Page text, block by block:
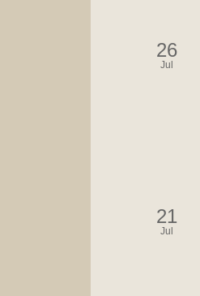
26
Jul
21
Jul